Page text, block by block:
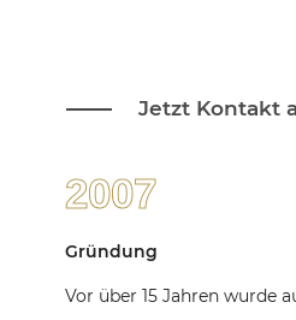
Jetzt Kontakt
2007
Gründung
Vor über 15 Jahren wurde